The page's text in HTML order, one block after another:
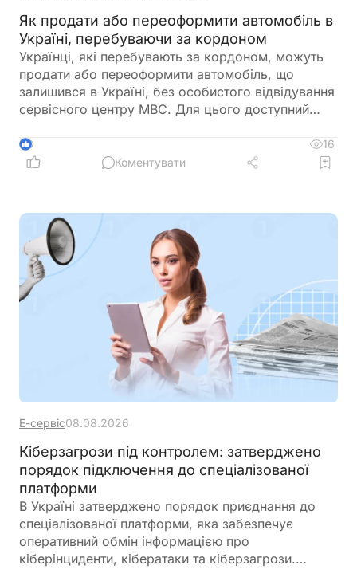
Як продати або переоформити автомобіль в
Україні, перебуваючи за кордоном
Українці, які перебувають за кордоном, можуть
продати або переоформити автомобіль, що
залишився в Україні, без особистого відвідування
сервісного центру МВС. Для цього доступний
довіреності на уповноваженого представника
3
16
Коментувати
Е-сервіс08.08.2026
Кіберзагрози під контролем: затверджено
порядок підключення до спеціалізованої
платформи
В Україні затверджено порядок приєднання до
спеціалізованої платформи, яка забезпечує
оперативний обмін інформацією про
кіберінциденти, кібератаки та кіберзагрози.